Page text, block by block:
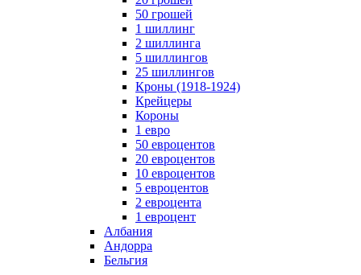
50 грошей
1 шиллинг
2 шиллинга
5 шиллингов
25 шиллингов
Кроны (1918-1924)
Крейцеры
Короны
1 евро
50 евроцентов
20 евроцентов
10 евроцентов
5 евроцентов
2 евроцента
1 евроцент
Албания
Андорра
Бельгия